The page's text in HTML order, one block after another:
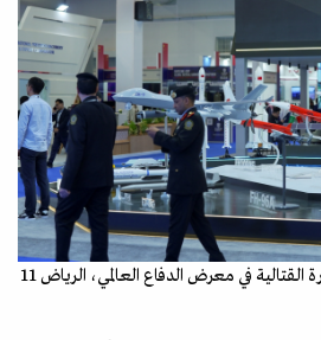
نماذج من أنواع الطائرات المسيرة القتالية في معرض الدفاع العالمي، الرياض 11